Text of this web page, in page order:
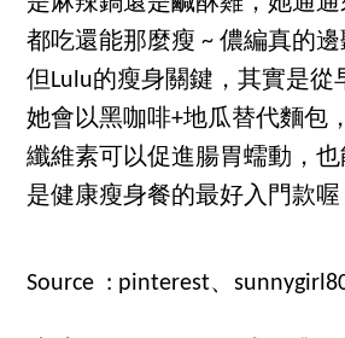
都吃還能那麼瘦 ~ 儂編真的邊
但Lulu的瘦身關鍵，其實是從
她會以黑咖啡+地瓜替代麵包
纖維素可以促進腸胃蠕動，也
是健康瘦身餐的最好入門款喔
Source : pinterest、